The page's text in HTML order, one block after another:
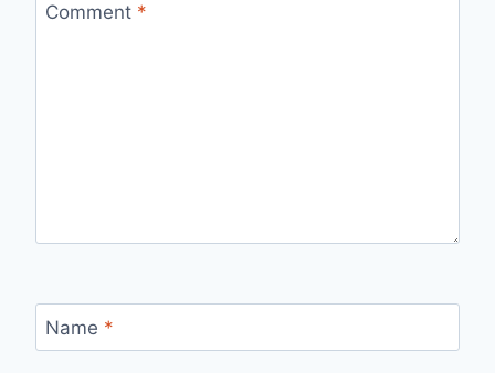
Comment *
Name *